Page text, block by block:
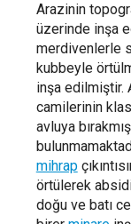
Arazinin
üzerinde inşa
merdivenlerle
kubbeyle
inşa edilmiştir.
camilerinin
avluya
mihrap
örtülerek
doğu ve batı